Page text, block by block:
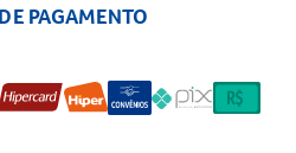
PAGAMENTO